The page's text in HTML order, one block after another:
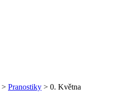
> Pranostiky > 0. Května